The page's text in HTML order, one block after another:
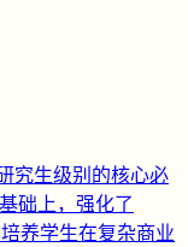
究生级别的核心必
础上，强化了
养学生在复杂商业